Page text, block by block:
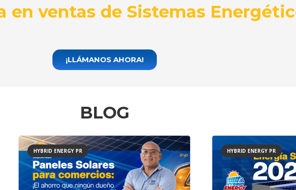
en ventas de Sistemas
¡LLÁMANOS AHORA!
BLOG
HYBRID ENERGY PR HYBRID ENERGY PR